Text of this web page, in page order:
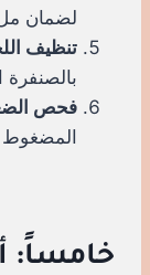
لضمان
تنظيف
بالصنفرة
فحص
المضغوط
خامساً: